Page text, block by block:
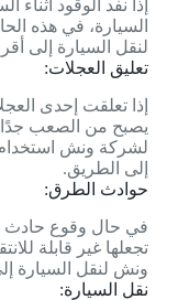
إذا نفد الوقود
السيارة، في هذه
لنقل السيارة إلى
تعليق العجلات:
إذا تعلقت إحدى
يصبح من الصعب جدًا
لشركة ونش
إلى الطريق.
حوادث الطرق:
في حال وقوع حادث
تجعلها غير قابلة
ونش لنقل السيارة
نقل السيارة: